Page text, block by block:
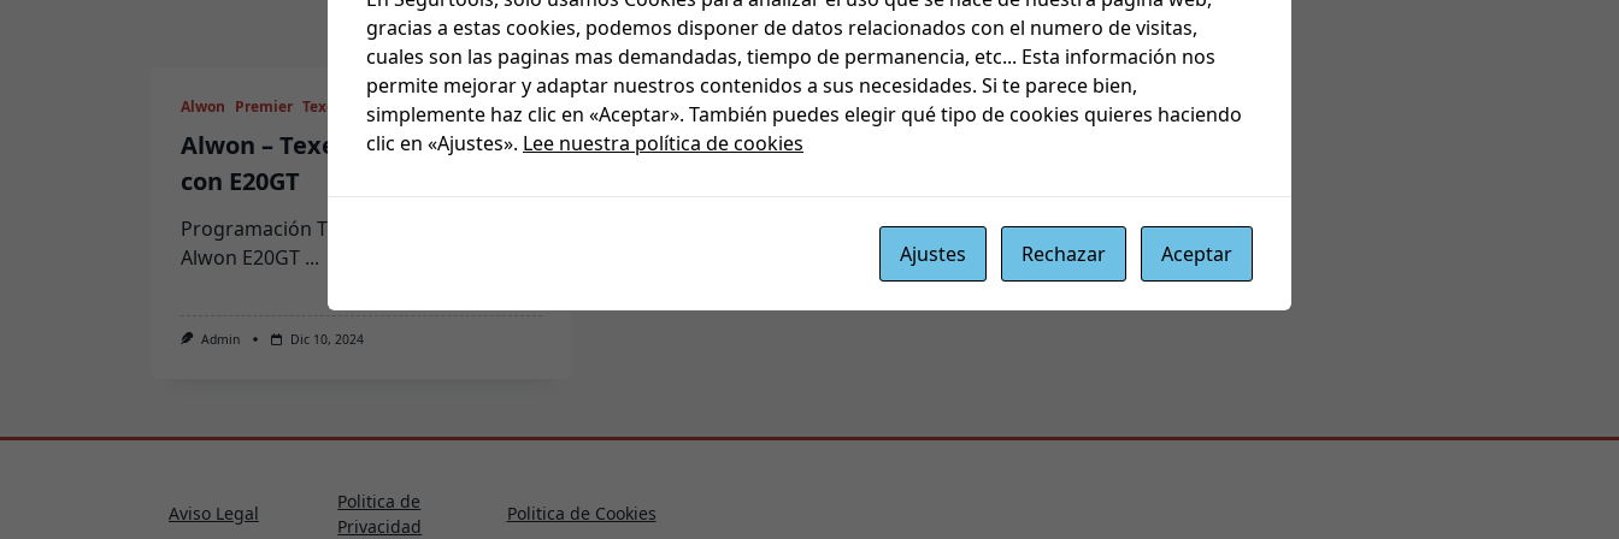
Alwon Premier Texecom
Alwon – Texecom – Premier
con E20GT
Programación Texecom Premier con
Alwon E20GT ...
Admin Dic 10, 2024
Aviso Legal
Politica de
Privacidad
Politica de Cookies
gracias a estas cookies, podemos disponer de datos relacionados con el numero de visitas,
cuales son las paginas mas demandadas, tiempo de permanencia, etc... Esta información nos
permite mejorar y adaptar nuestros contenidos a sus necesidades. Si te parece bien,
simplemente haz clic en «Aceptar». También puedes elegir qué tipo de cookies quieres haciendo
clic en «Ajustes». Lee nuestra política de cookies
Ajustes Rechazar Aceptar